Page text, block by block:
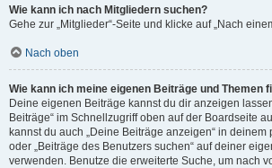
Wie kann ich nach Mitgliedern suchen?
Gehe zur „Mitglieder“-Seite und klicke auf „Nach
Nach oben
Wie kann ich meine eigenen Beiträge und Themen
Deine eigenen Beiträge kannst du dir anzeigen
Beiträge“ im Schnellzugriff oben auf der Boardseite
kannst du auch „Deine Beiträge anzeigen“ in
oder „Beiträge des Benutzers suchen“ auf deiner
verwenden. Benutze die erweiterte Suche, um nach